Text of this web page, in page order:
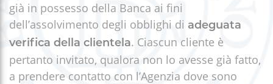
già in possesso della Banca ai fini
dell’assolvimento degli obblighi di adeguata
verifica della clientela. Ciascun cliente è
pertanto invitato, qualora non lo avesse già fatto,
a prendere contatto con l’Agenzia dove sono